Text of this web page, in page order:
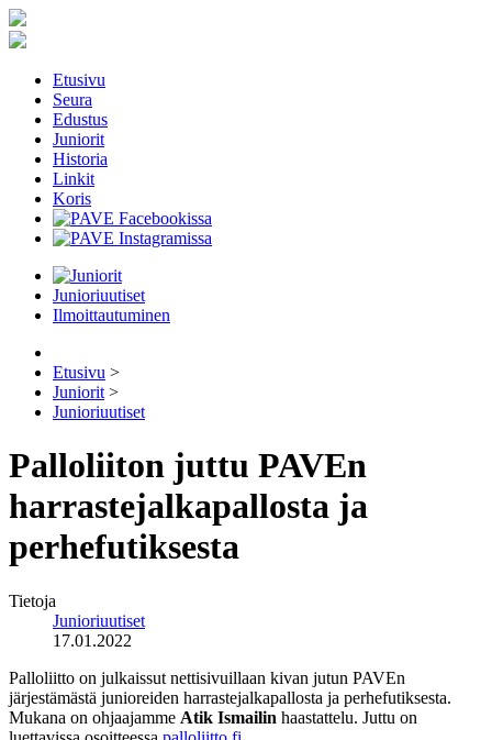
Etusivu
Seura
Edustus
Juniorit
Historia
Linkit
Koris
Junioriuutiset
Ilmoittautuminen
Etusivu >
Juniorit >
Junioriuutiset
Palloliiton juttu PAVEn
harrastejalkapallosta ja
perhefutiksesta
Tietoja
Junioriuutiset
17.01.2022
Palloliitto on julkaissut nettisivuillaan kivan jutun PAVEn
järjestämästä junioreiden harrastejalkapallosta ja perhefutiksesta.
Mukana on ohjaajamme Atik Ismailin haastattelu. Juttu on